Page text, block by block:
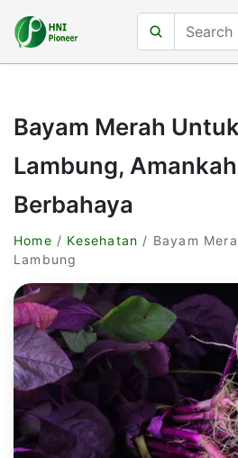
Bayam Merah
Lambung,
Berbahaya
Home / Kesehatan / Bayam
Lambung